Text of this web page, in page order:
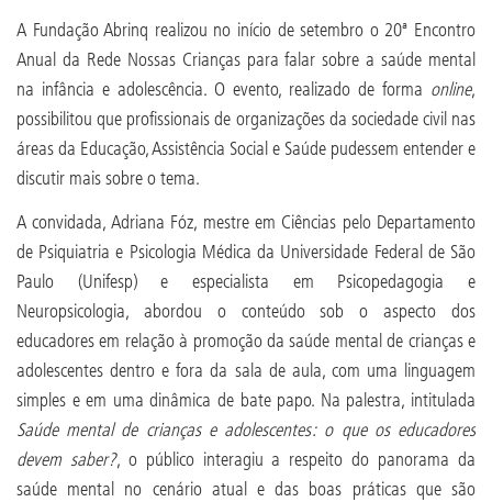
A Fundação Abrinq realizou no início de setembro o 20ª Encontro
Anual da Rede Nossas Crianças para falar sobre a saúde mental
na infância e adolescência. O evento, realizado de forma online,
possibilitou que profissionais de organizações da sociedade civil nas
áreas da Educação, Assistência Social e Saúde pudessem entender e
discutir mais sobre o tema.
A convidada, Adriana Fóz, mestre em Ciências pelo Departamento
de Psiquiatria e Psicologia Médica da Universidade Federal de São
Paulo (Unifesp) e especialista em Psicopedagogia e
Neuropsicologia, abordou o conteúdo sob o aspecto dos
educadores em relação à promoção da saúde mental de crianças e
adolescentes dentro e fora da sala de aula, com uma linguagem
simples e em uma dinâmica de bate papo. Na palestra, intitulada
Saúde mental de crianças e adolescentes: o que os educadores
devem saber?, o público interagiu a respeito do panorama da
saúde mental no cenário atual e das boas práticas que são